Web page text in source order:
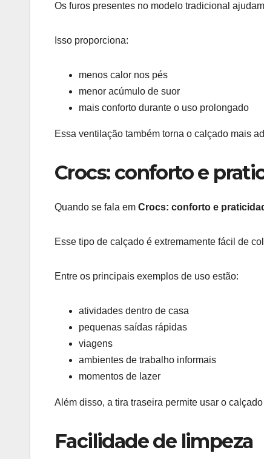
Os furos presentes no modelo tradicional
Isso proporciona:
menos calor nos pés
menor acúmulo de suor
mais conforto durante o uso prolongado
Essa ventilação também torna o calçado mais
Crocs: conforto e
Quando se fala em Crocs: conforto e
Esse tipo de calçado é extremamente fácil de
Entre os principais exemplos de uso estão:
atividades dentro de casa
pequenas saídas rápidas
viagens
ambientes de trabalho informais
momentos de lazer
Além disso, a tira traseira permite usar o
Facilidade de limpeza